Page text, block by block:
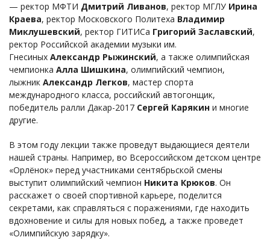
— ректор МФТИ Дмитрий Ливанов, ректор МГЛУ Ирина
Краева, ректор Московского Политеха Владимир
Миклушевский, ректор ГИТИСа Григорий Заславский,
ректор Российской академии музыки им.
Гнесиных Александр Рыжинский, а также олимпийская
чемпионка Алла Шишкина, олимпийский чемпион,
лыжник Александр Легков, мастер спорта
международного класса, российский автогонщик,
победитель ралли Дакар-2017 Сергей Карякин и многие
другие.
В этом году лекции также проведут выдающиеся деятели
нашей страны. Например, во Всероссийском детском центре
«Орлёнок» перед участниками сентябрьской смены
выступит олимпийский чемпион Никита Крюков. Он
расскажет о своей спортивной карьере, поделится
секретами, как справляться с поражениями, где находить
вдохновение и силы для новых побед, а также проведет
«Олимпийскую зарядку».